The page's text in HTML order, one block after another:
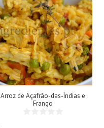
3 Doses
3 Pessoas
15Min
Arroz de Açafrão-das-Índias e
Frango